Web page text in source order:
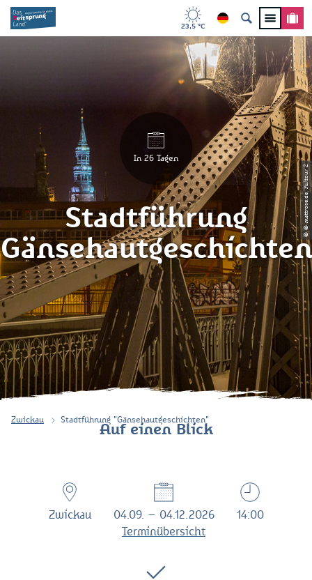
23,5 °C
© © mattrose.de, Kultour Z
In 26 Tagen
Stadtführung
Zwickau Stadtführung "Gänsehautgeschichten"
Auf einen Blick
Zwickau
04.09. – 04.12.2026
Terminübersicht
14:00